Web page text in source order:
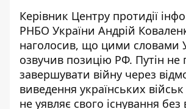
Керівник Центру протидії
РНБО України Андрій
наголосив, що цими словами
озвучив позицію РФ. Путін не
завершувати війну через
виведення українських
не уявляє свого існування без